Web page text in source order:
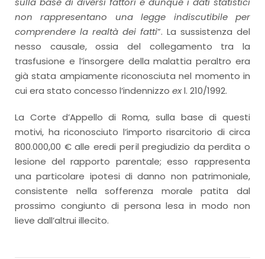
non rappresentano una legge indiscutibile per
comprendere la realtà dei fatti”. La sussistenza del
nesso causale, ossia del collegamento tra la
trasfusione e l’insorgere della malattia peraltro era
già stata ampiamente riconosciuta nel momento in
cui era stato concesso l’indennizzo exl. 210/1992.
La Corte d’Appello di Roma, sulla base di questi
motivi, ha riconosciuto l’importo risarcitorio di circa
800.000,00 € alle eredi per il pregiudizio da perdita o
lesione del rapporto parentale; esso rappresenta
una particolare ipotesi di danno non patrimoniale,
consistente nella sofferenza morale patita dal
prossimo congiunto di persona lesa in modo non
lieve dall’altrui illecito.